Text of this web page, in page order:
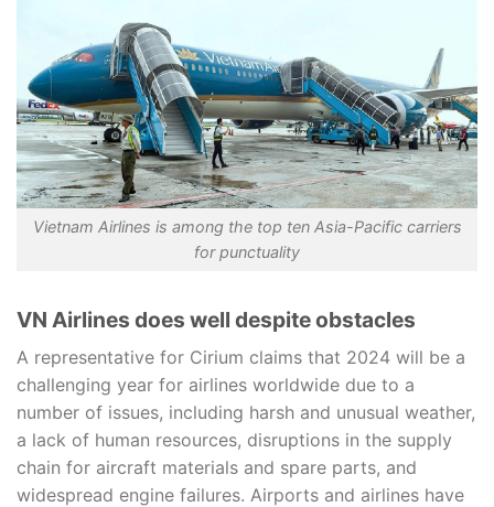
Vietnam Airlines is among the top ten Asia-Pacific carriers
for punctuality
VN Airlines does well despite obstacles
A representative for Cirium claims that 2024 will be a
challenging year for airlines worldwide due to a
number of issues, including harsh and unusual weather,
a lack of human resources, disruptions in the supply
chain for aircraft materials and spare parts, and
widespread engine failures. Airports and airlines have